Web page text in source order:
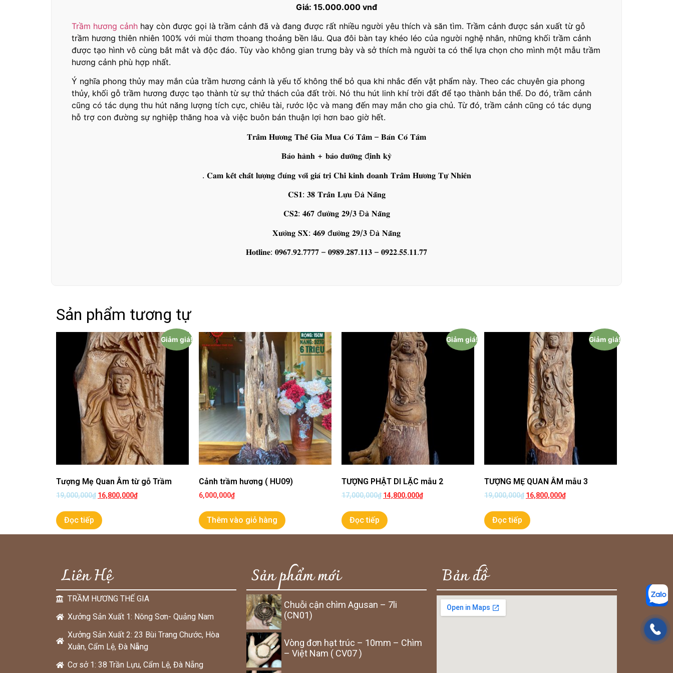
Giá: 15.000.000 vnđ
Trầm hương cảnh hay còn được gọi là trầm cảnh đã và đang được rất nhiều người yêu thích và săn tìm. Trầm cảnh được sản xuất từ gỗ
trầm hương thiên nhiên 100% với mùi thơm thoang thoảng bền lâu. Qua đôi bàn tay khéo léo của người nghệ nhân, những khối trầm cảnh
được tạo hình vô cùng bắt mắt và độc đáo. Tùy vào không gian trưng bày và sở thích mà người ta có thể lựa chọn cho mình một mẫu trầm
hương cảnh phù hợp nhất.
Ý nghĩa phong thủy may mắn của trầm hương cảnh là yếu tố không thể bỏ qua khi nhắc đến vật phẩm này. Theo các chuyên gia phong
thủy, khối gỗ trầm hương được tạo thành từ sự thử thách của đất trời. Nó thu hút linh khí trời đất để tạo thành bản thể. Do đó, trầm cảnh
cũng có tác dụng thu hút năng lượng tích cực, chiêu tài, rước lộc và mang đến may mắn cho gia chủ. Từ đó, trầm cảnh cũng có tác dụng
hỗ trợ con đường sự nghiệp thăng hoa và việc buôn bán thuận lợi hơn bao giờ hết.
𝐓𝐫𝐚̂̀𝐦 𝐇𝐮̛𝐨̛𝐧𝐠 𝐓𝐡𝐞̂́ 𝐆𝐢𝐚 𝐌𝐮𝐚 𝐂𝐨́ 𝐓𝐚̂̀𝐦 – 𝐁𝐚́𝐧 𝐂𝐨́ 𝐓𝐚̂𝐦
𝐁𝐚̉𝐨 𝐡𝐚̀𝐧𝐡 + 𝐛𝐚̉𝐨 𝐝𝐮̛𝐨̛̃𝐧𝐠 đ𝐢̣𝐧𝐡 𝐤𝐲̀
. 𝐂𝐚𝐦 𝐤𝐞̂́𝐭 𝐜𝐡𝐚̂́𝐭 𝐥𝐮̛𝐨̛̣𝐧𝐠 đ𝐮́𝐧𝐠 𝐯𝐨̛́𝐢 𝐠𝐢𝐚́ 𝐭𝐫𝐢̣ 𝐂𝐡𝐢̉ 𝐤𝐢𝐧𝐡 𝐝𝐨𝐚𝐧𝐡 𝐓𝐫𝐚̂̀𝐦 𝐇𝐮̛𝐨̛𝐧𝐠 𝐓𝐮̛̣ 𝐍𝐡𝐢𝐞̂𝐧
𝐂𝐒𝟏: 𝟑𝟖 𝐓𝐫𝐚̂̀𝐧 𝐋𝐮̛̣𝐮 Đ𝐚̀ 𝐍𝐚̆̃𝐧𝐠
𝐂𝐒𝟐: 𝟒𝟔𝟕 đ𝐮̛𝐨̛̀𝐧𝐠 𝟐𝟗/𝟑 Đ𝐚̀ 𝐍𝐚̆̃𝐧𝐠
𝐗𝐮̛𝐨̛̉𝐧𝐠 𝐒𝐗: 𝟒𝟔𝟗 đ𝐮̛𝐨̛̀𝐧𝐠 𝟐𝟗/𝟑 Đ𝐚̀ 𝐍𝐚̆̃𝐧𝐠
𝐇𝐨𝐭𝐥𝐢𝐧𝐞: 𝟎𝟗𝟔𝟕.𝟗𝟐.𝟕𝟕𝟕𝟕 – 𝟎𝟗𝟖𝟗.𝟐𝟖𝟕.𝟏𝟏𝟑 – 𝟎𝟗𝟐𝟐.𝟓𝟓.𝟏𝟏.𝟕𝟕
Sản phẩm tương tự
Giảm giá!
Tượng Mẹ Quan Âm từ gỗ Trầm
19,000,000₫ 16,800,000₫
Đọc tiếp
Cảnh trầm hương ( HU09)
6,000,000₫
Thêm vào giỏ hàng
Giảm giá!
TƯỢNG PHẬT DI LẶC mẫu 2
17,000,000₫ 14,800,000₫
Đọc tiếp
Giảm giá!
TƯỢNG MẸ QUAN ÂM mẫu 3
19,000,000₫ 16,800,000₫
Đọc tiếp
Liên Hệ
TRẦM HƯƠNG THẾ GIA
Xưởng Sản Xuất 1: Nông Sơn- Quảng Nam
Xưởng Sản Xuất 2: 23 Bùi Trang Chước, Hòa
Xuân, Cẩm Lệ, Đà Nẵng
Cơ sở 1: 38 Trần Lựu, Cẩm Lệ, Đà Nẵng
Sản phẩm mới
Chuỗi cận chìm Agusan – 7li
(CN01)
Vòng đơn hạt trúc – 10mm – Chìm
– Việt Nam ( CV07 )
Bản đồ